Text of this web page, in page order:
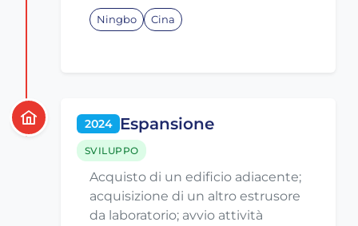
Ningbo Cina
2024 Espansione
SVILUPPO
Acquisto di un edificio adiacente;
acquisizione di un altro estrusore
da laboratorio; avvio attività